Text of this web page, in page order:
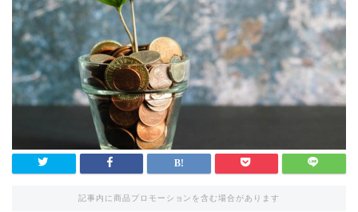
記事内に商品プロモーションを含む場合があります